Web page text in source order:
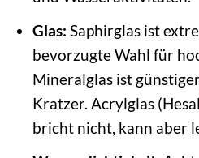
Glas: Saphirglas ist
bevorzugte Wahl für
Mineralglas ist
Kratzer. Acrylglas
bricht nicht, kann aber